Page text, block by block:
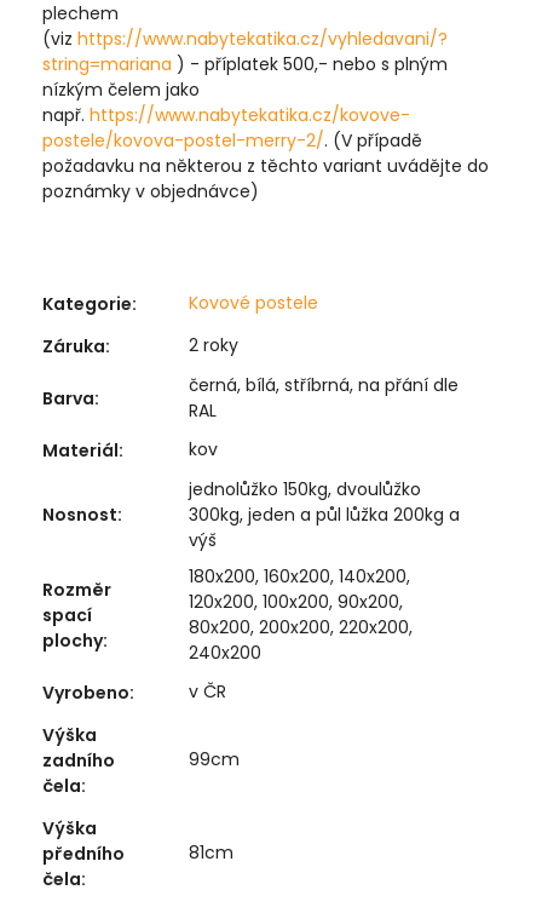
plechem
(viz https://www.nabytekatika.cz/vyhledavani/?
string=mariana ) - příplatek 500,- nebo s plným
nízkým čelem jako
např. https://www.nabytekatika.cz/kovove-
postele/kovova-postel-merry-2/. (V případě
požadavku na některou z těchto variant uvádějte do
poznámky v objednávce)
Kategorie:
Kovové postele
Záruka: 2 roky
Barva:
černá, bílá, stříbrná, na přání dle
RAL
Materiál: kov
Nosnost:
jednolůžko 150kg, dvoulůžko
300kg, jeden a půl lůžka 200kg a
výš
Rozměr
spací
plochy:
180x200, 160x200, 140x200,
120x200, 100x200, 90x200,
80x200, 200x200, 220x200,
240x200
Vyrobeno:
v ČR
Výška
zadního
čela:
99cm
Výška
předního
čela:
81cm